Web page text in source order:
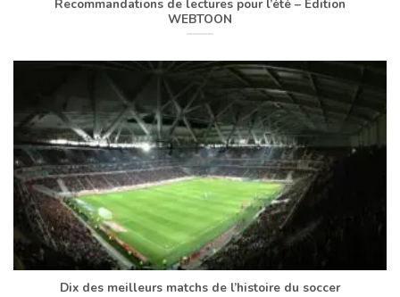
Recommandations de lectures pour l’été – Édition
WEBTOON
Dix des meilleurs matchs de l’histoire du soccer